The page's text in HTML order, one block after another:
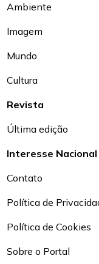
Ambiente
Imagem
Mundo
Cultura
Revista
Última edição
Interesse Nacional
Contato
Política de
Política de Cookies
Sobre o Portal